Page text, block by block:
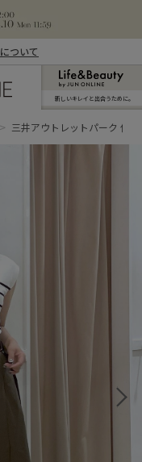
ついて
新しいキレイと出合うために。
三井アウトレットパーク 仙